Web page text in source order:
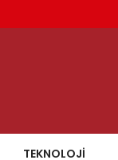
TEKNOLOJI